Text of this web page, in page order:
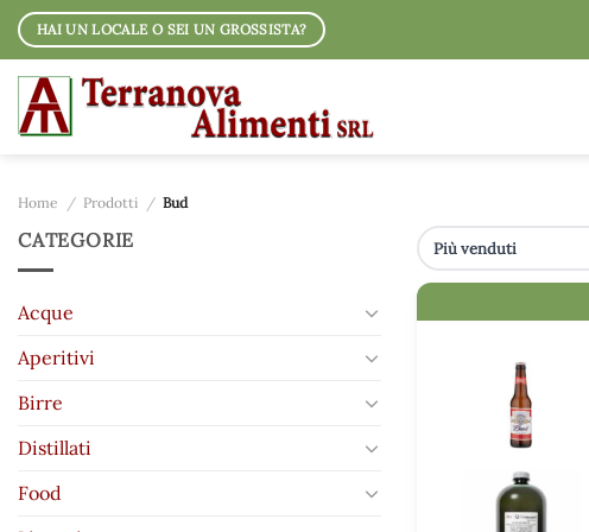
Salta
contenuti
HAI UN LOCALE O SEI UN GROSSISTA?
Home / Prodotti / Bud
CATEGORIE
Acque
Aperitivi
Birre
Distillati
Food